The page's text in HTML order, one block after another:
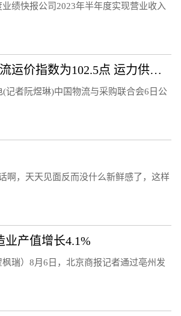
绩快报公司2023年半年度实现营业收入
7月中国公路物流运价指数为102.5点 运力供给呈现较充足态势
(记者阮煜琳)中国物流与采购联合会6日公
啊，天天见面反而没什么新鲜感了，这样
业产值增长4.1%
瑞）8月6日，北京商报记者通过亳州发